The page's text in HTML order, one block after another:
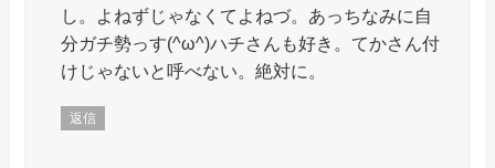
し。よねずじゃなくてよねづ。あっちなみに自
分ガチ勢っす(^ω^)ハチさんも好き。てかさん付
けじゃないと呼べない。絶対に。
返信